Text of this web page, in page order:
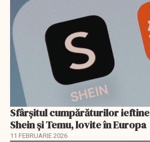
Sfârșitul cumpărăturilor ieftine
Shein și Temu, lovite în Europa
11 FEBRUARIE 2026